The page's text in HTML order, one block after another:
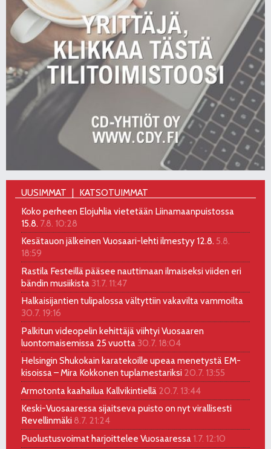
UUSIMMAT
KATSOTUIMMAT
Koko perheen Elojuhlia vietetään Liinamaanpuistossa
15.8. 7.8. 10:28
Kesätauon jälkeinen Vuosaari-lehti ilmestyy 12.8. 5.8.
18:59
Rastila Festeillä pääsee nauttimaan ilmaiseksi viiden eri
bändin musiikista 31.7. 11:47
Halkaisijantien tulipalossa vältyttiin vakavilta vammoilta
30.7. 19:16
Palkitun videopelin kehittäjä viihtyi Vuosaaren
luontomaisemissa 25 vuotta 30.7. 18:04
Helsingin Shukokain karatekoille upeaa menetystä EM-
kisoissa – Mira Kokkonen tuplamestariksi 20.7. 13:55
Armotonta kaahailua Kallvikintiellä 20.7. 13:44
Keski-Vuosaaressa sijaitseva puisto on nyt virallisesti
Revellinmäki 8.7. 21:24
Puolustusvoimat harjoittelee Vuosaaressa 1.7. 12:10